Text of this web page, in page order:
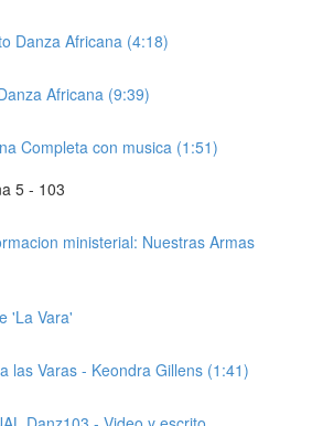
Danza Africana (4:18)
Africana (9:39)
Completa con musica (1:51)
5 - 103
ministerial: Nuestras Armas
'La Vara'
las Varas - Keondra Gillens (1:41)